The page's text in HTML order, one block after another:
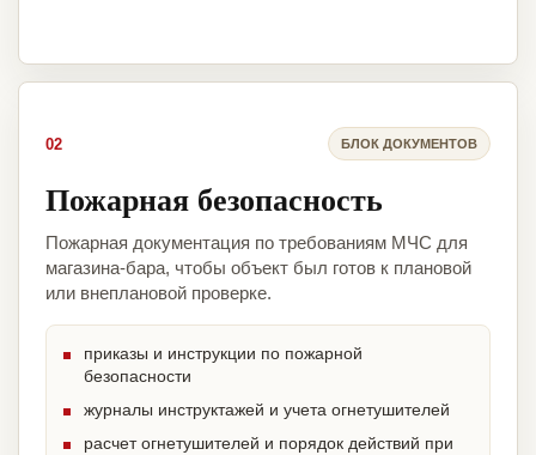
02 БЛОК ДОКУМЕНТОВ
Пожарная безопасность
Пожарная документация по требованиям МЧС для
магазина-бара, чтобы объект был готов к плановой
или внеплановой проверке.
приказы и инструкции по пожарной
безопасности
журналы инструктажей и учета огнетушителей
расчет огнетушителей и порядок действий при